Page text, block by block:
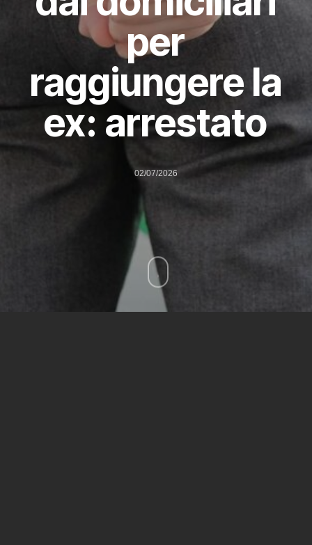
per
raggiungere la
ex: arrestato
02/07/2026